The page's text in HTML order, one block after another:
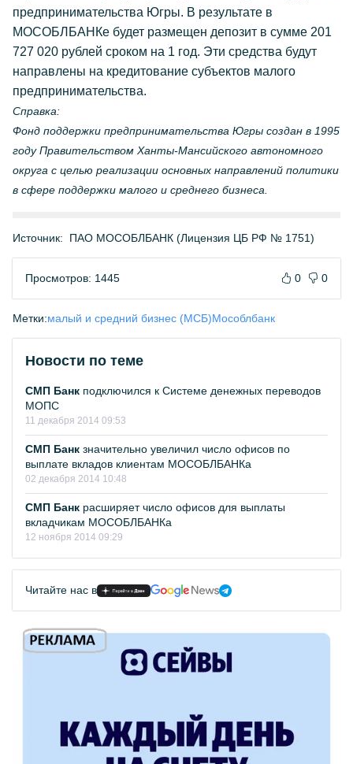
предпринимательства Югры. В результате в
МОСОБЛБАНКе будет размещен депозит в сумме 201
727 020 рублей сроком на 1 год. Эти средства будут
направлены на кредитование субъектов малого
предпринимательства.
Справка:
Фонд поддержки предпринимательства Югры создан в 1995
году Правительством Ханты-Мансийского автономного
округа с целью реализации основных направлений политики
в сфере поддержки малого и среднего бизнеса.
Источник: ПАО МОСОБЛБАНК (Лицензия ЦБ РФ № 1751)
Просмотров: 1445 0 0
Метки:малый и средний бизнес (МСБ)Мособлбанк
Новости по теме
СМП Банк подключился к Системе денежных переводов
МОПС
11 декабря 2014 09:53
СМП Банк значительно увеличил число офисов по
выплате вкладов клиентам МОСОБЛБАНКа
02 декабря 2014 10:48
СМП Банк расширяет число офисов для выплаты
вкладчикам МОСОБЛБАНКа
12 ноября 2014 09:29
Читайте нас в